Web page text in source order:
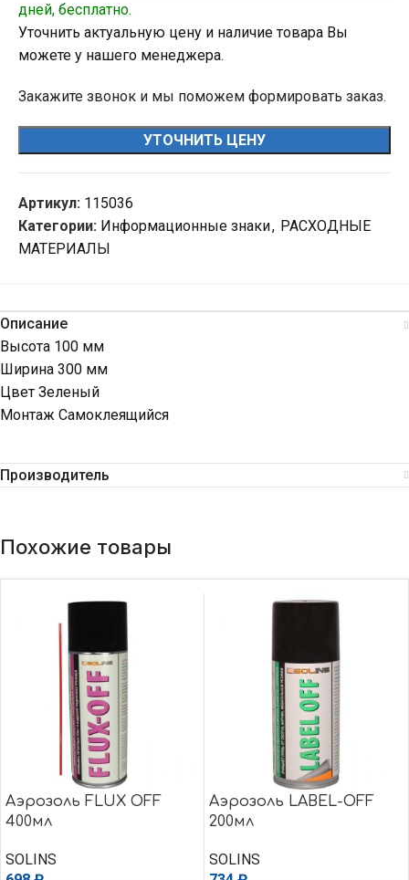
дней, бесплатно.
Уточнить актуальную цену и наличие товара Вы
можете у нашего менеджера.
Закажите звонок и мы поможем формировать заказ.
УТОЧНИТЬ ЦЕНУ
Артикул: 115036
Категории: Информационные знаки, РАСХОДНЫЕ
МАТЕРИАЛЫ
Описание
Высота 100 мм
Ширина 300 мм
Цвет Зеленый
Монтаж Самоклеящийся
Производитель
Похожие товары
Аэрозоль FLUX OFF
400мл
SOLINS
Аэрозоль LABEL-OFF
200мл
SOLINS